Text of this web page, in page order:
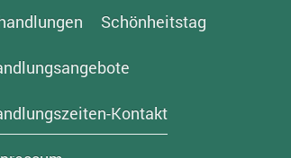
Schönheitstag
Kontakt